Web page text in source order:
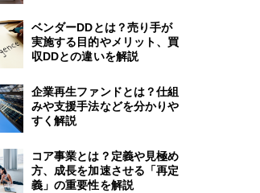
ベンダーDDとは？売り手が
実施する目的やメリット、買
収DDとの違いを解説
企業再生ファンドとは？仕組
みや支援手法などを分かりや
すく解説
コア事業とは？定義や見極め
方、成長を加速させる「再定
義」の重要性を解説